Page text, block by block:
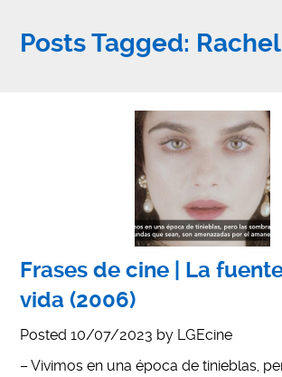
Posts Tagged:
Frases de cine | La
vida (2006)
Posted10/07/2023 by LGEcine
– Vivimos en una época de tinieblas,